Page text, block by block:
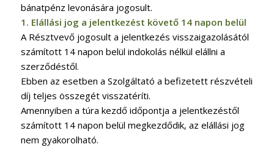
bánatpénz levonására jogosult.
1. Elállási jog a jelentkezést követő 14 napon belül
A Résztvevő jogosult a jelentkezés visszaigazolásától
számított 14 napon belül indokolás nélkül elállni a
szerződéstől.
Ebben az esetben a Szolgáltató a befizetett részvételi
díj teljes összegét visszatéríti.
Amennyiben a túra kezdő időpontja a jelentkezéstől
számított 14 napon belül megkezdődik, az elállási jog
nem gyakorolható.